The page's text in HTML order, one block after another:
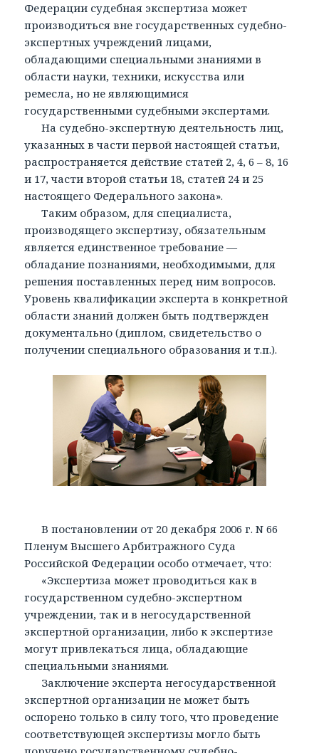
Федерации судебная экспертиза может
производиться вне государственных судебно-
экспертных учреждений лицами,
обладающими специальными знаниями в
области науки, техники, искусства или
ремесла, но не являющимися
государственными судебными экспертами.
На судебно-экспертную деятельность лиц,
указанных в части первой настоящей статьи,
распространяется действие статей 2, 4, 6 – 8, 16
и 17, части второй статьи 18, статей 24 и 25
настоящего Федерального закона».
Таким образом, для специалиста,
производящего экспертизу, обязательным
является единственное требование —
обладание познаниями, необходимыми, для
решения поставленных перед ним вопросов.
Уровень квалификации эксперта в конкретной
области знаний должен быть подтвержден
документально (диплом, свидетельство о
получении специального образования и т.п.).
В постановлении от 20 декабря 2006 г. N 66
Пленум Высшего Арбитражного Суда
Российской Федерации особо отмечает, что:
«Экспертиза может проводиться как в
государственном судебно-экспертном
учреждении, так и в негосударственной
экспертной организации, либо к экспертизе
могут привлекаться лица, обладающие
специальными знаниями.
Заключение эксперта негосударственной
экспертной организации не может быть
оспорено только в силу того, что проведение
соответствующей экспертизы могло быть